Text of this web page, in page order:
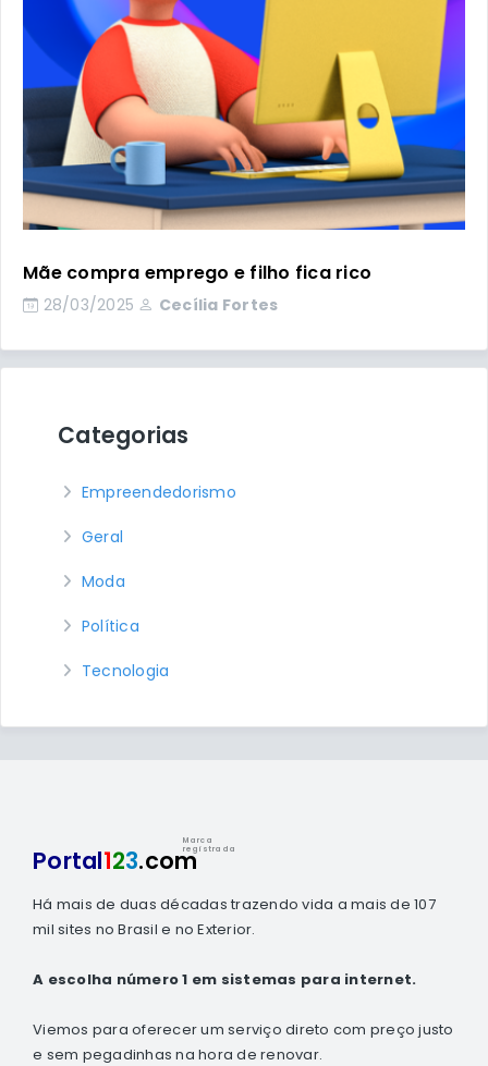
Categorias
Empreendedorismo
Geral
Moda
Política
Tecnologia
Mãe compra emprego e filho fica rico
28/03/2025 Cecília Fortes
Portal123.com
Marca
registrada
Há mais de duas décadas trazendo vida a mais de 107
mil sites no Brasil e no Exterior.
A escolha número 1 em sistemas para internet.
Viemos para oferecer um serviço direto com preço justo
e sem pegadinhas na hora de renovar.